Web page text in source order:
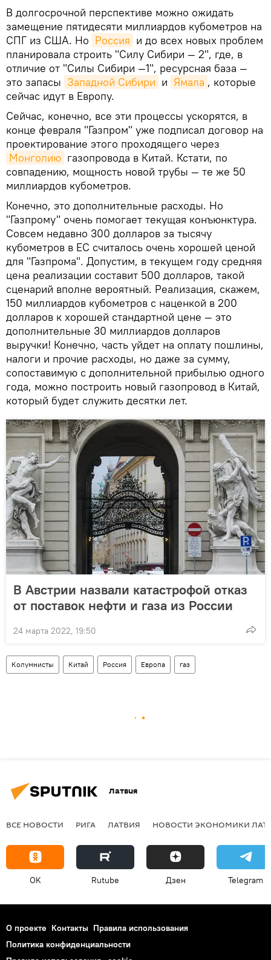
В долгосрочной перспективе можно ожидать
замещение пятидесяти миллиардов кубометров на
СПГ из США. Но Россия и до всех новых проблем
планировала строить "Силу Сибири — 2", где, в
отличие от "Силы Сибири —1", ресурсная база —
это запасы Западной Сибири и Ямала , которые
сейчас идут в Европу.
Сейчас, конечно, все эти процессы ускорятся, в
конце февраля "Газпром" уже подписал договор на
проектирование этого проходящего через
Монголию газопровода в Китай. Кстати, по
совпадению, мощность новой трубы — те же 50
миллиардов кубометров.
Конечно, это дополнительные расходы. Но
"Газпрому" очень помогает текущая конъюнктура.
Совсем недавно 300 долларов за тысячу
кубометров в ЕС считалось очень хорошей ценой
для "Газпрома". Допустим, в текущем году средняя
цена реализации составит 500 долларов, такой
сценарий вполне вероятный. Реализация, скажем,
150 миллиардов кубометров с наценкой в 200
долларов к хорошей стандартной цене — это
дополнительные 30 миллиардов долларов
выручки! Конечно, часть уйдет на оплату пошлины,
налоги и прочие расходы, но даже за сумму,
сопоставимую с дополнительной прибылью одного
года, можно построить новый газопровод в Китай,
который будет служить десятки лет.
В Австрии назвали катастрофой отказ
от поставок нефти и газа из России
24 марта 2022, 19:50
Колумнисты Китай Россия Европа газ
Латвия
ВСЕ НОВОСТИ РИГА ЛАТВИЯ НОВОСТИ ЭКОНОМИКИ
OK Rutube Дзен Telegram
О проекте Контакты Правила использования
Политика конфиденциальности